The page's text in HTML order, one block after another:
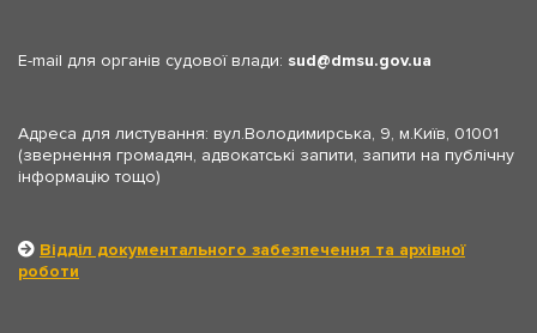
E-mail для органів судової влади: sud dmsu.gov.ua
Адреса для листування: вул.Володимирська, 9, м.Київ, 01001
(звернення громадян, адвокатські запити, запити на публічну
інформацію тощо)
Відділ документального забезпечення та архівної
роботи